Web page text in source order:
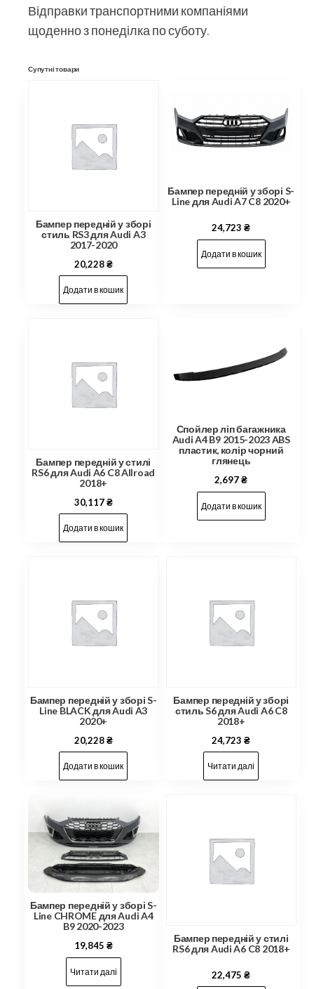
Відправки транспортними компаніями
щоденно з понеділка по суботу.
Супутні товари
Бампер передній у зборі
стиль RS3 для Audi A3
2017-2020
20,228₴
Додати в кошик
Бампер передній у зборі S-
Line для Audi A7 C8 2020+
24,723₴
Додати в кошик
Бампер передній у стилі
RS6 для Audi A6 C8 Allroad
2018+
30,117₴
Додати в кошик
Спойлер ліп багажника
Audi A4 B9 2015-2023 ABS
пластик, колір чорний
глянець
2,697₴
Додати в кошик
Бампер передній у зборі S-
Line BLACK для Audi A3
2020+
20,228₴
Додати в кошик
Бампер передній у зборі
стиль S6 для Audi A6 C8
2018+
24,723₴
Читати далі
Бампер передній у зборі S-
Line CHROME для Audi A4
B9 2020-2023
19,845 ₴
Читати далі
Бампер передній у стилі
RS6 для Audi A6 C8 2018+
22,475₴